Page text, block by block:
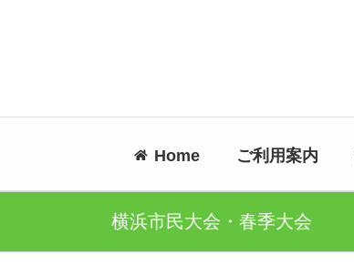
Home ご利用案内
横浜市民大会・春季大会